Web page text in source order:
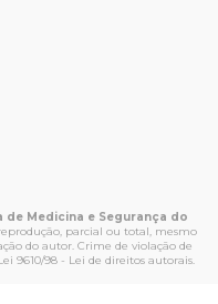
de Medicina e Segurança do
parcial ou total, mesmo
do autor. Crime de violação de
9610/98 - Lei de direitos autorais.